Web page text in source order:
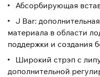
Абсорбирующая
J Bar:
материала в области
поддержки и создания
Широкий стрэп с
дополнительной